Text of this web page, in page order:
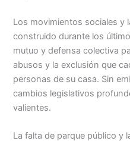
Los movimientos sociales y
construido durante los
mutuo y defensa colectiva
abusos y la exclusión que
personas de su casa. Sin
cambios legislativos
valientes.
La falta de parque público y